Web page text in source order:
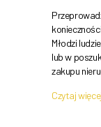
Młodzi
lub w
zakupu
Czytaj więcej